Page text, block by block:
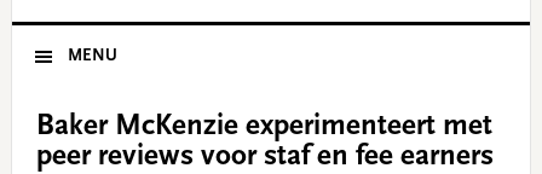
MENU
Baker McKenzie experimenteert met
peer reviews voor staf en fee earners